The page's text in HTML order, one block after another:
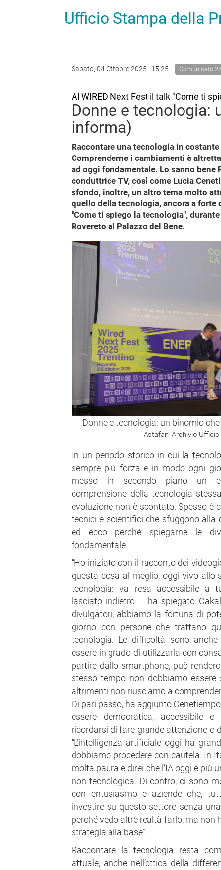
Ufficio Stampa della
Sabato, 04 Ottobre 2025 - 15:25 Comunicato
Al WIRED Next Fest il talk "Come ti
Donne e tecnologia:
informa)
Raccontare una tecnologia in
Comprenderne i cambiamenti è
ad oggi fondamentale. Lo sanno bene
conduttrice TV, così come Lucia
sfondo, inoltre, un altro tema molto
quello della tecnologia, ancora a forte
"Come ti spiego la tecnologia",
Rovereto al Palazzo del Bene.
Donne e tecnologia: un binomio
Astafan_Archivio Ufficio
In un periodo storico in cui la
sempre più forza e in modo ogni
messo in secondo piano un
comprensione della tecnologia
evoluzione non è scontato. Spesso è
tecnici e scientifici che sfuggono alla
ed ecco perché spiegarne le
fondamentale.
“Ho iniziato con il racconto dei
questa cosa al meglio, oggi vivo allo
tecnologia: va resa accessibile a
lasciato indietro – ha spiegato
divulgatori, abbiamo la fortuna di
giorno con persone che trattano
tecnologia. Le difficoltà sono
essere in grado di utilizzarla con
partire dallo smartphone, può
stesso tempo non dobbiamo
altrimenti non riusciamo a
Di pari passo, ha aggiunto
essere democratica, accessibile
ricordarsi di fare grande attenzione e
“L’intelligenza artificiale oggi ha
dobbiamo procedere con cautela. In
molta paura e direi che l’IA oggi è più
non tecnologica. Di contro, ci sono
con entusiasmo e aziende che,
investire su questo settore senza
perché vedo altre realtà farlo, ma non
strategia alla base”.
Raccontare la tecnologia resta
attuale, anche nell’ottica della